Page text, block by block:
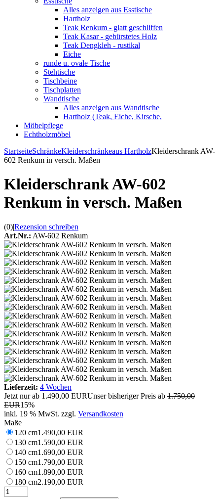
Alles anzeigen aus Esstische
Hartholz
Teak Renkum - glatt geschliffen
Teak Kasar - gebürstetes Holz
Teak Dengkleh - rustikal
Eiche
runde u. ovale Tische
Stehtische
Tischbeine
Tischplatten
Wandtische
Alles anzeigen aus Wandtische
Hartholz (Teak, Eiche, Kirsche,
Möbelpflege
Echtholzmöbel
StartseiteSchränkeKleiderschränkeaus HartholzKleiderschrank AW-
602 Renkum in versch. Maßen
Kleiderschrank AW-602
Renkum in versch. Maßen
(0)|Rezension schreiben
Art.Nr.: AW-602 Renkum
Lieferzeit: 4 Wochen
Jetzt nur ab 1.490,00 EURUnser bisheriger Preis ab 1.750,00
EUR15%
inkl. 19 % MwSt. zzgl. Versandkosten
Maße
120 cm1.490,00 EUR
130 cm1.590,00 EUR
140 cm1.690,00 EUR
150 cm1.790,00 EUR
160 cm1.890,00 EUR
180 cm2.190,00 EUR